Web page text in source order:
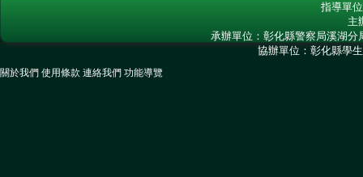
指導單
主
承辦單位：彰化縣警察局溪湖
協辦單位：彰化縣學
關於我們 使用條款 連絡我們 功能導覽